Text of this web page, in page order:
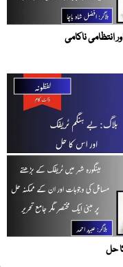
انتظامی ناکامی
حل